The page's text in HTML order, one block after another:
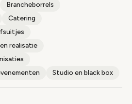
Brancheborrels
Catering
realisatie
Studio en black box